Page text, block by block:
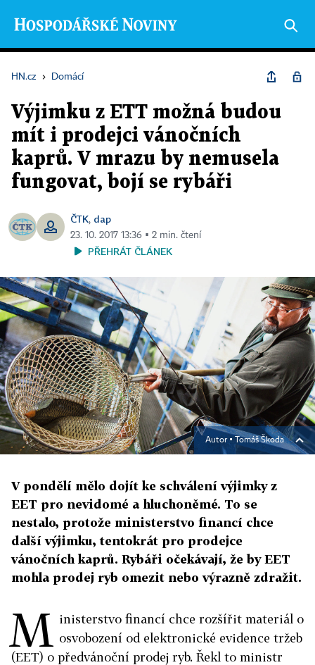
HN.cz › Domácí
Výjimku z ETT možná budou
mít i prodejci vánočních
kaprů. V mrazu by nemusela
fungovat, bojí se rybáři
ČTK, dap
23. 10. 2017 13:36 ▪ 2 min. čtení
PŘEHRÁT ČLÁNEK
Autor ▪ Tomáš Škoda
V pondělí mělo dojít ke schválení výjimky z
EET pro nevidomé a hluchoněmé. To se
nestalo, protože ministerstvo financí chce
další výjimku, tentokrát pro prodejce
vánočních kaprů. Rybáři očekávají, že by EET
mohla prodej ryb omezit nebo výrazně zdražit.
M inisterstvo financí chce rozšířit materiál o
osvobození od elektronické evidence tržeb
(EET) o předvánoční prodej ryb. Řekl to ministr